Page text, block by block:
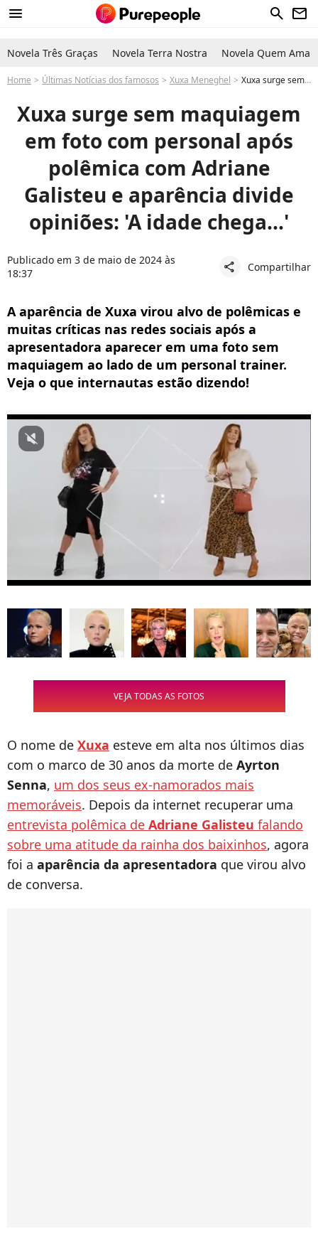
menu search newsletter
Novela Três Graças Novela Terra Nostra Novela Quem Ama
Home Últimas Notícias dos famosos Xuxa Meneghel Xuxa surge sem maquiagem em foto com personal e aparência gera comentários polêmicos: 'A idade chega para todos'
Xuxa surge sem maquiagem
em foto com personal após
polêmica com Adriane
Galisteu e aparência divide
opiniões: 'A idade chega...'
Publicado em 3 de maio de 2024 às
18:37
share Compartilhar
A aparência de Xuxa virou alvo de polêmicas e
muitas críticas nas redes sociais após a
apresentadora aparecer em uma foto sem
maquiagem ao lado de um personal trainer.
Veja o que internautas estão dizendo!
VEJA TODAS AS FOTOS
O nome de Xuxa esteve em alta nos últimos dias
com o marco de 30 anos da morte de Ayrton
Senna, um dos seus ex-namorados mais
memoráveis. Depois da internet recuperar uma
entrevista polêmica de Adriane Galisteu falando
sobre uma atitude da rainha dos baixinhos, agora
foi a aparência da apresentadora que virou alvo
de conversa.